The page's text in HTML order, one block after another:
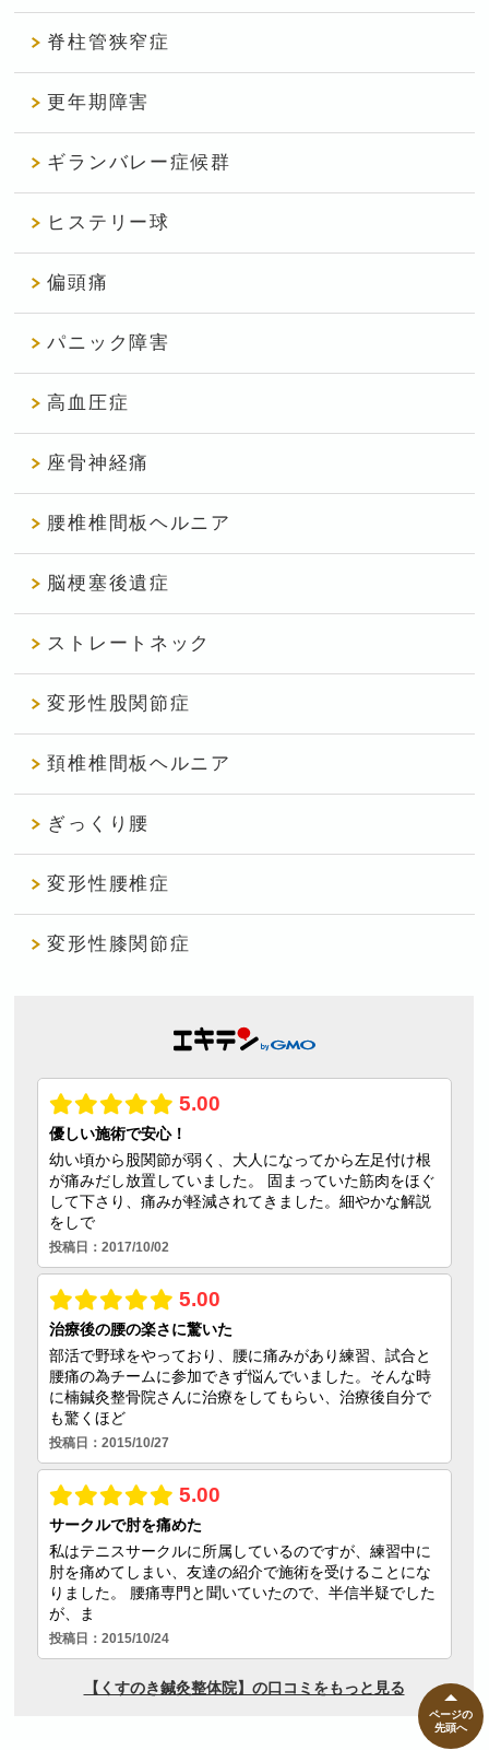
脊柱管狭窄症
更年期障害
ギランバレー症候群
ヒステリー球
偏頭痛
パニック障害
高血圧症
座骨神経痛
腰椎椎間板ヘルニア
脳梗塞後遺症
ストレートネック
変形性股関節症
頚椎椎間板ヘルニア
ぎっくり腰
変形性腰椎症
変形性膝関節症
ページの
先頭へ